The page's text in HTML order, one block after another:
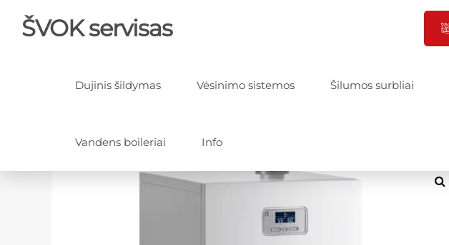
ŠVOK servisas
Dujinis šildymas Vėsinimo sistemos Šilumos surbliai
Vandens boileriai Info